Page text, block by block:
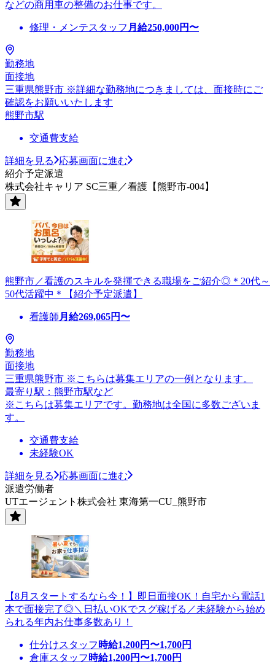
などの商用車の整備のお仕事です。
修理・メンテスタッフ 月給250,000円〜
勤務地
面接地
三重県熊野市 ※詳細な勤務地につきましては、面接時にご
確認をお願いいたします
熊野市駅
交通費支給
詳細を見る
応募画面に進む
紹介予定派遣
株式会社キャリア SC三重／看護【熊野市-004】
熊野市／看護のスキルを発揮できる職場をご紹介◎＊20代～
50代活躍中＊【紹介予定派遣】
看護師 月給269,065円〜
勤務地
面接地
三重県熊野市 ※こちらは募集エリアの一例となります。
最寄り駅：熊野市駅など
※こちらは募集エリアです。勤務地は全国に多数ございま
す。
交通費支給
未経験OK
詳細を見る
応募画面に進む
派遣労働者
UTエージェント株式会社 東海第一CU_熊野市
【8月スタートするなら今！】即日面接OK！自宅から電話1
本で面接完了◎＼日払いOKでスグ稼げる／未経験から始め
られる年内お仕事多数あり！
仕分けスタッフ 時給1,200円〜1,700円
倉庫スタッフ 時給1,200円〜1,700円